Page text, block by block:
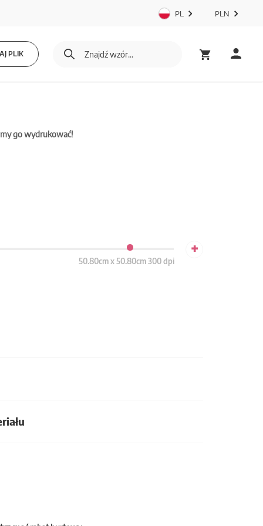
PL PLN
PLIK
go wydrukować!
50.80cm x 50.80cm 300 dpi
+